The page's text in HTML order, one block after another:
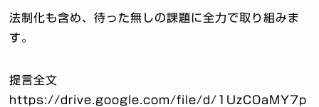
法制化も含め、待った無しの課題に全力で取り組みま
す。
提言全文
https://drive.google.com/file/d/1UzC0aMY7p